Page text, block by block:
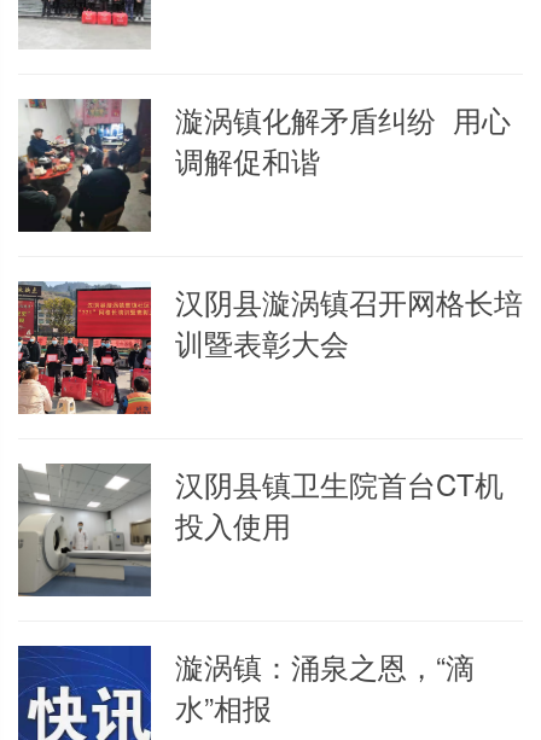
漩涡镇化解矛盾纠纷 用心
调解促和谐
汉阴县漩涡镇召开网格长培
训暨表彰大会
汉阴县镇卫生院首台CT机
投入使用
漩涡镇：涌泉之恩，“滴
水”相报